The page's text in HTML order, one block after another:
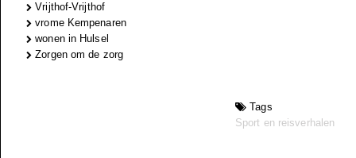
Vrijthof-Vrijthof
vrome Kempenaren
wonen in Hulsel
Zorgen om de zorg
Tags
Sport en reisverhalen